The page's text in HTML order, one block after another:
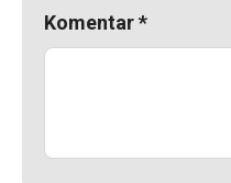
Komentar*